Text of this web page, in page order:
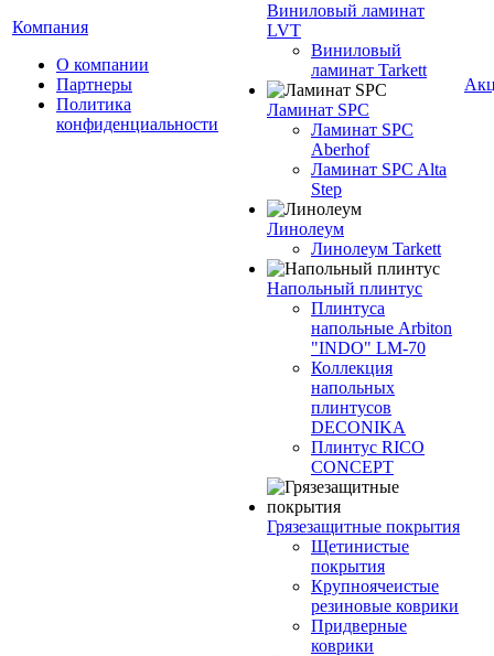
Компания
О компании
Партнеры
Политика
конфиденциальности
Виниловый ламинат
LVT
Виниловый
ламинат Tarkett
Ламинат SPC
Ламинат SPC
Aberhof
Ламинат SPC Alta
Step
Линолеум
Линолеум Tarkett
Напольный плинтус
Плинтуса
напольные Arbiton
"INDO" LM-70
Коллекция
напольных
плинтусов
DECONIKA
Плинтус RICO
CONCEPT
Грязезащитные покрытия
Щетинистые
покрытия
Крупноячеистые
резиновые коврики
Придверные
коврики